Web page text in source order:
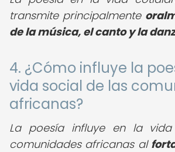
transmite principalmente
de la música, el canto y la
4. ¿Cómo influye la
vida social de las
africanas?
La poesía influye en la
comunidades africanas al